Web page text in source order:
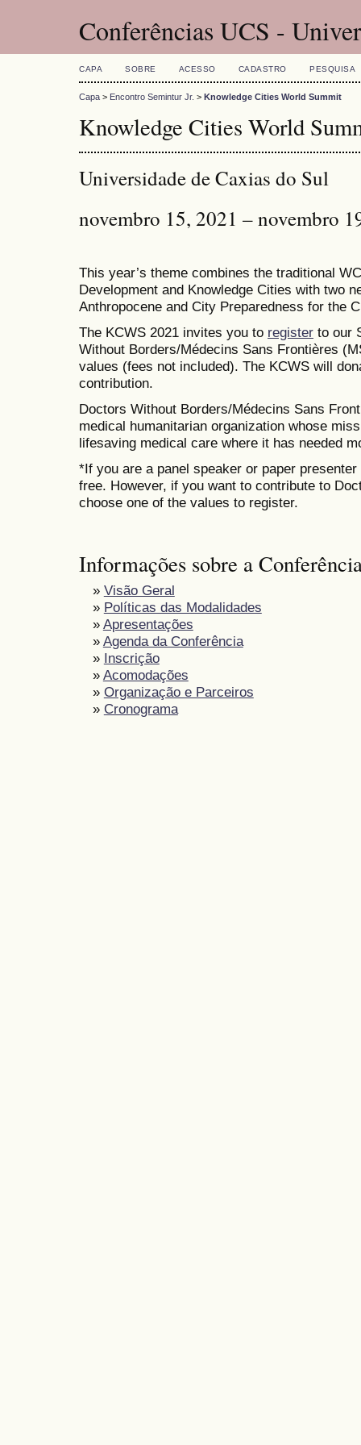
Conferências UCS -
CAPA SOBRE ACESSO CADASTRO PESQUISA
Capa > Encontro Semintur Jr. > Knowledge Cities World Summit
Knowledge Cities World
Universidade de Caxias do Sul
novembro 15, 2021 – novembro
This year’s theme combines the traditional
Development and Knowledge Cities with two
Anthropocene and City Preparedness for the
The KCWS 2021 invites you to register to our
Without Borders/Médecins Sans Frontières
values (fees not included). The KCWS will
contribution.
Doctors Without Borders/Médecins Sans
medical humanitarian organization whose
lifesaving medical care where it has needed
*If you are a panel speaker or paper
free. However, if you want to contribute to
choose one of the values to register.
Informações sobre a
» Visão Geral
» Políticas das Modalidades
» Apresentações
» Agenda da Conferência
» Inscrição
» Acomodações
» Organização e Parceiros
» Cronograma